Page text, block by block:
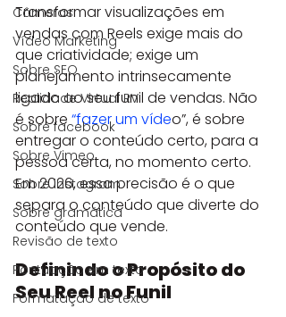
Câmeras
Vídeo Marketing
Sobre SEO
Realidade Virtual RV
Sobre facebook
Sobre Vimeo
Sobre instagram
Sobre gramática
Revisão de texto
Pontuação em texto
Formatação de texto
Transformar visualizações em
vendas com Reels exige mais do
que criatividade; exige um
planejamento intrinsecamente
ligado ao seu funil de vendas. Não
é sobre “fazer um vídeo”, é sobre
entregar o conteúdo certo, para a
pessoa certa, no momento certo.
Em 2026, essa precisão é o que
separa o conteúdo que diverte do
conteúdo que vende.
Definindo o Propósito do
Seu Reel no Funil